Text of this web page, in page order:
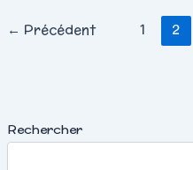
Rechercher
← Précédent 1 2